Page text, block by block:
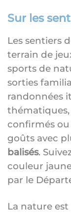
Sur les
Les sentiers
terrain de
sports de
sorties
randonnées
confirmés
goûts avec
balisés.
couleur
par le
La nature